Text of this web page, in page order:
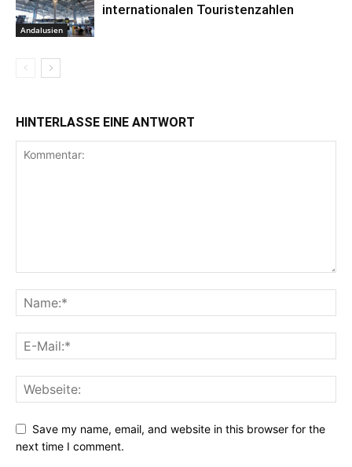
Andalusien
internationalen Touristenzahlen
HINTERLASSE EINE ANTWORT
Save my name, email, and website in this browser for the
next time I comment.